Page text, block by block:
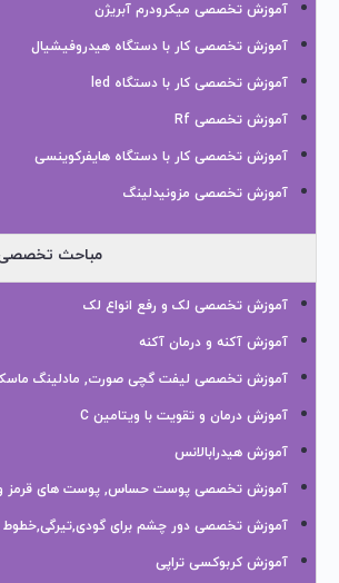
آموزش تخصصی میکرودرم آبریژن
آموزش تخصصی کار با دستگاه هیدروفیشیال
آموزش تخصصی کار با دستگاه led
آموزش تخصصی Rf
آموزش تخصصی کار با دستگاه هایفرکوینسی
آموزش تخصصی مزونیدلینگ
مباحث تخصصی
آموزش تخصصی لک و رفع انواع لک
آموزش آکنه و درمان آکنه
آموزش تخصصی لیفت گچی صورت, مادلینگ
آموزش درمان و تقویت با ویتامین C
آموزش هیدرابالانس
آموزش تخصصی پوست حساس, پوست های قرمز
آموزش تخصصی دور چشم برای
آموزش کربوکسی تراپی